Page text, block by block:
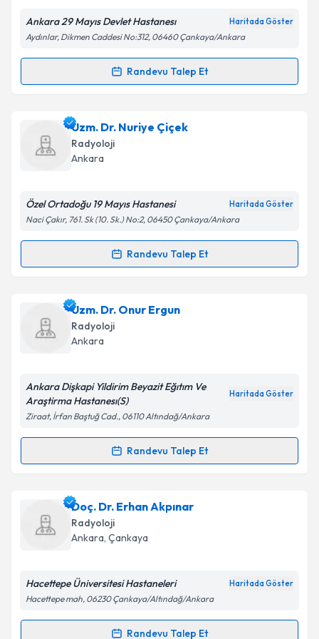
Metni'ni okudum ve kişisel verilerimin belirtilen
kapsamda işlenmesini kabul ediyorum.
Takvim Talebini Gönder
Ankara 29 Mayıs Devlet Hastanesı Haritada Göster
Aydınlar, Dikmen Caddesi No:312, 06460 Çankaya/Ankara
Randevu Talep Et
Randevu Takvimi Talebi
Uzm. Dr. Mustafa Diricaniçin randevu takvimi talebi
oluşturun. Size bu uzmandan randevu almanız için bir
takvim hazırlandığında e-posta ile bilgilendireceğiz.
Kişisel verilerimin işlenmesine ilişkin
Metni'ni okudum ve kişisel verilerimin belirtilen
Takvim Talebini Gönder
Uzm. Dr. Nuriye Çiçek
Radyoloji
Ankara
Özel Ortadoğu 19 Mayıs Hastanesi Haritada Göster
Naci Çakır, 761. Sk (10. Sk.) No:2, 06450 Çankaya/Ankara
Randevu Talep Et
Randevu Takvimi Talebi
Uzm. Dr. Nuriye Çiçekiçin randevu takvimi talebi
oluşturun. Size bu uzmandan randevu almanız için bir
takvim hazırlandığında e-posta ile bilgilendireceğiz.
Kişisel verilerimin işlenmesine ilişkinAydınlatma
'ni okudum ve kişisel verilerimin belirtilen
kapsamda işlenmesini kabul ediyorum.
Takvim Talebini Gönder
Uzm. Dr. Onur Ergun
Radyoloji
Ankara
Ankara Dişkapi Yildirim Beyazit Eğıtım Ve
Araştirma Hastanesı(S)
Haritada Göster
Ziraat, İrfan Baştuğ Cad., 06110 Altındağ/Ankara
Randevu Talep Et
Randevu Takvimi Talebi
Uzm. Dr. Onur Ergun için randevu takvimi talebi
oluşturun. Size bu uzmandan randevu almanız için bir
takvim hazırlandığında e-posta ile bilgilendireceğiz.
Kişisel verilerimin işlenmesine ilişkin
Doç. Dr. Erhan Akpınar
Radyoloji
Ankara, Çankaya
Hacettepe Üniversitesi Hastaneleri Haritada Göster
Hacettepe mah, 06230 Çankaya/Altındağ/Ankara
Randevu Talep Et